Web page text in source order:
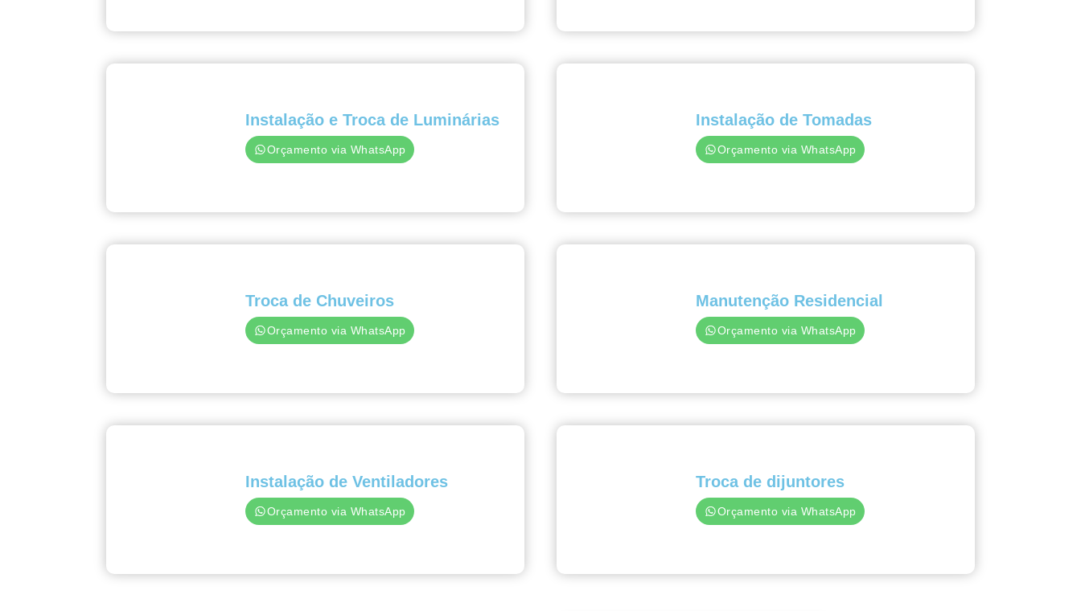
Instalação e Troca de Luminárias
Orçamento via WhatsApp
Instalação de Tomadas
Orçamento via WhatsApp
Troca de Chuveiros
Orçamento via WhatsApp
Manutenção Residencial
Orçamento via WhatsApp
Instalação de Ventiladores
Orçamento via WhatsApp
Troca de dijuntores
Orçamento via WhatsApp